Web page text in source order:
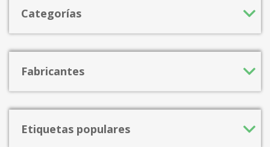
Categorías
Fabricantes
Etiquetas populares